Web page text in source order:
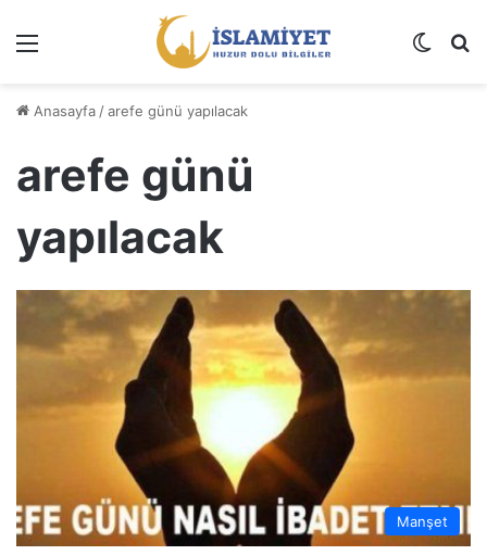
Dış
Anasayfa /arefe günü yapılacak
arefe günü
yapılacak
Manşet